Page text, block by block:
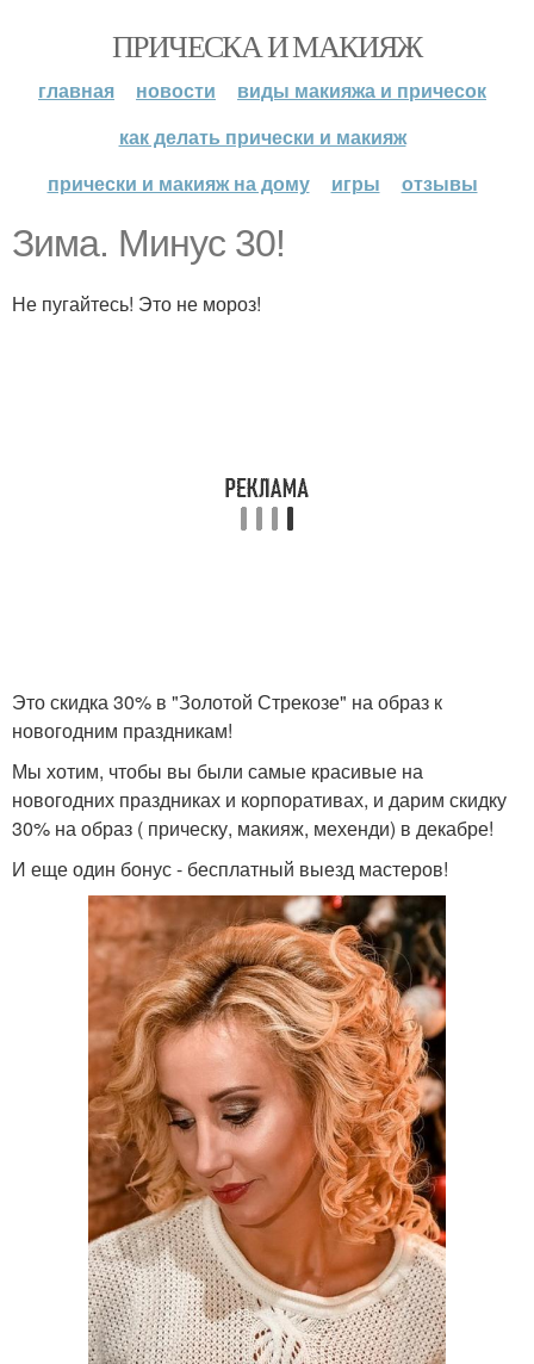
ПРИЧЕСКА И МАКИЯЖ
главная новости
виды макияжа и причесок
как делать прически и макияж
прически и макияж на дому
игры отзывы
Зима. Минус 30!
Не пугайтесь! Это не мороз!
Это скидка 30% в "Золотой Стрекозе" на образ к
новогодним праздникам!
Мы хотим, чтобы вы были самые красивые на
новогодних праздниках и корпоративах, и дарим скидку
30% на образ ( прическу, макияж, мехенди) в декабре!
И еще один бонус - бесплатный выезд мастеров!